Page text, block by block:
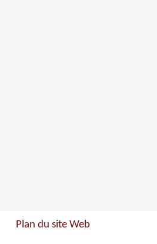
Plan du site Web